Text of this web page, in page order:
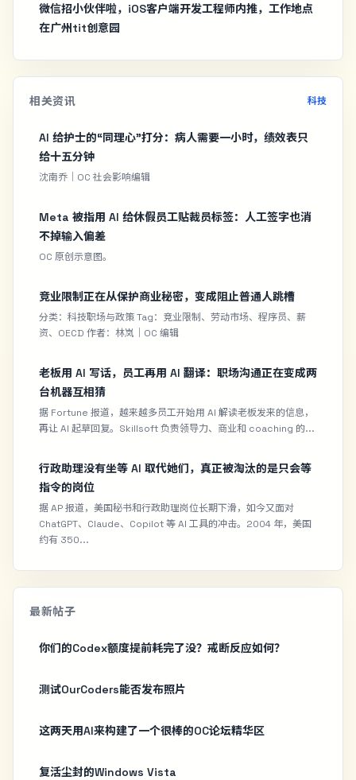
微信招小伙伴啦，iOS客户端开发工程师内推，工作地点
在广州tit创意园
相关资讯 科技
AI 给护士的“同理心”打分：病人需要一小时，绩效表只
给十五分钟
沈南乔｜OC 社会影响编辑
Meta 被指用 AI 给休假员工贴裁员标签：人工签字也消
不掉输入偏差
OC 原创示意图。
竞业限制正在从保护商业秘密，变成阻止普通人跳槽
分类：科技职场与政策 Tag：竞业限制、劳动市场、程序员、薪
资、OECD 作者：林岚｜OC 编辑
老板用 AI 写话，员工再用 AI 翻译：职场沟通正在变成两
台机器互相猜
据 Fortune 报道，越来越多员工开始用 AI 解读老板发来的信息，
再让 AI 起草回复。Skillsoft 负责领导力、商业和 coaching 的...
行政助理没有坐等 AI 取代她们，真正被淘汰的是只会等
指令的岗位
据 AP 报道，美国秘书和行政助理岗位长期下滑，如今又面对
ChatGPT、Claude、Copilot 等 AI 工具的冲击。2004 年，美国
约有 350...
最新帖子
你们的Codex额度提前耗完了没？戒断反应如何？
测试OurCoders能否发布照片
这两天用AI来构建了一个很棒的OC论坛精华区
复活尘封的Windows Vista